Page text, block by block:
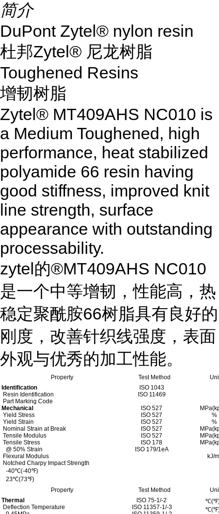
简介
DuPont Zytel® nylon resin
杜邦Zytel® 尼龙树脂
Toughened Resins
增韧树脂
Zytel® MT409AHS NC010 is
a Medium Toughened, high
performance, heat stabilized
polyamide 66 resin having
good stiffness, improved knit
line strength, surface
appearance with outstanding
processability.
zytel的®MT409AHS NC010
是一个中等增韧，性能高，热
稳定聚酰胺66树脂具有良好的
刚度，改善针织线强度，表面
外观与优秀的加工性能。
Property Test Method
Identification
Resin Identification
Part Marking Code
ISO 1043
ISO 11469
Mechanical
Yield Stress
Yield Strain
Nominal Strain at Break
Tensile Modulus
Tensile Stress
@ 50% Strain
Flexural Modulus
Notched Charpy Impact Strength
-40℃(-40℉)
23℃(73℉)
ISO 527
ISO 527
ISO 527
ISO 527
ISO 527
ISO 178
ISO 179/1eA
%
%
kJ/m
Property Test Method
Thermal
Deflection Temperature
ISO 75-1/-2
ISO 11357-1/-3
℃(℉
℃(℉